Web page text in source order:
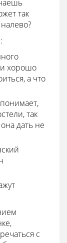
так
хорошо
а что
так
дать не
с